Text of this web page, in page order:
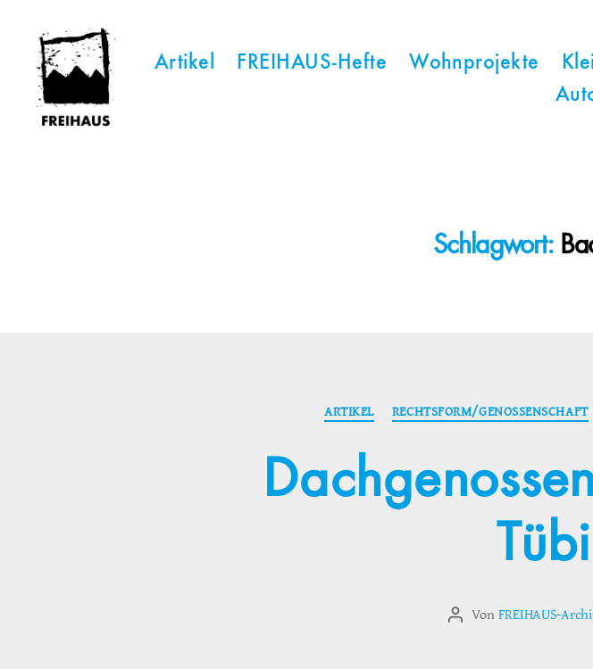
Artikel FREIHAUS-Hefte Wohnprojekte
Schlagwort:
ARTIKEL RECHTSFORM/GENOSSENSCHAFT
Beitragsautor
Von FREIHAUS-